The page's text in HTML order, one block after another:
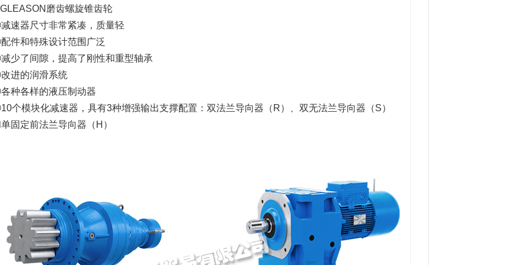
磨齿螺旋锥齿轮
速器尺寸非常紧凑，质量轻
件和特殊设计范围广泛
少了间隙，提高了刚性和重型轴承
进的润滑系统
种各样的液压制动器
个模块化减速器，具有3种增强输出支撑配置：双法兰导向器（R）、双无法兰导向器（S）
固定前法兰导向器（H）